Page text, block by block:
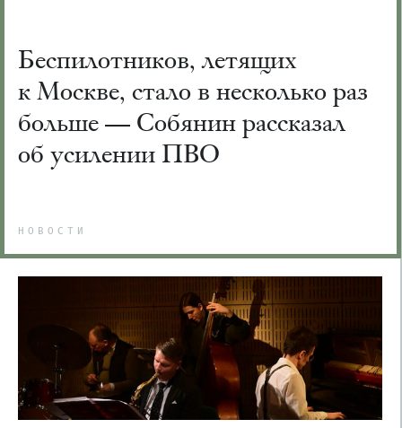
Беспилотников, летящих
к Москве, стало в несколько раз
больше — Собянин рассказал
об усилении ПВО
НОВОСТИ